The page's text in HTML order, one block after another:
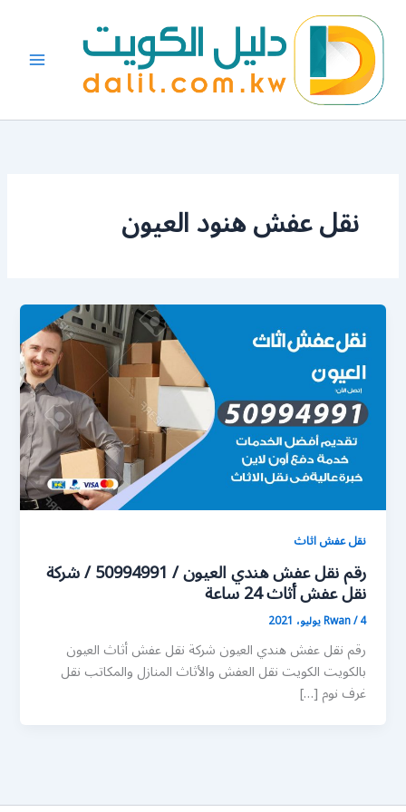
المحتوى
نقل عفش هنود العيون
نقل عفش اثاث
رقم نقل عفش هندي العيون / 50994991 / شركة
نقل عفش أثاث 24 ساعة
Rwan/4 يوليو، 2021
رقم نقل عفش هندي العيون شركة نقل عفش أثاث العيون
بالكويت الكويت نقل العفش والأثاث المنازل والمكاتب نقل
غرف نوم […]